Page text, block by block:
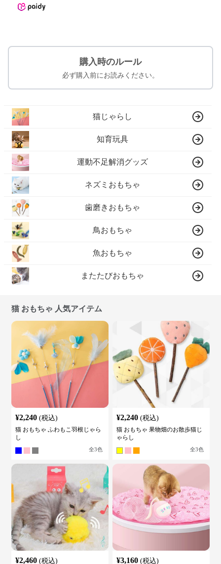
購入時のルール
必ず購入前にお読みください。
猫じゃらし
知育玩具
運動不足解消グッズ
ネズミおもちゃ
歯磨きおもちゃ
鳥おもちゃ
魚おもちゃ
またたびおもちゃ
猫 おもちゃ 人気アイテム
¥2,240 (税込)
猫 おもちゃ ふわもこ羽根じゃら
し
全3色
¥2,240 (税込)
猫 おもちゃ 果物畑のお散歩猫じ
ゃらし
全3色
¥2,460 (税込) ¥3,160 (税込)